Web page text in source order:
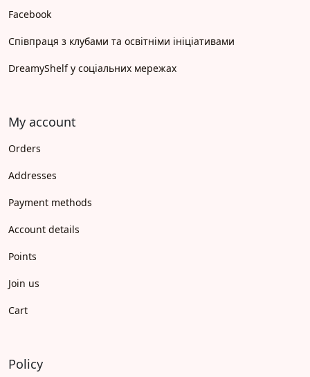
Facebook
Співпраця з клубами та освітніми ініціативами
DreamyShelf у соціальних мережах
My account
Orders
Addresses
Payment methods
Account details
Points
Join us
Cart
Policy